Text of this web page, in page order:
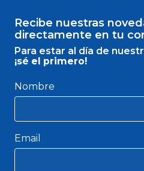
Recibe nuestras
directamente en tu
Para estar al día de
¡sé el primero!
Nombre
Email